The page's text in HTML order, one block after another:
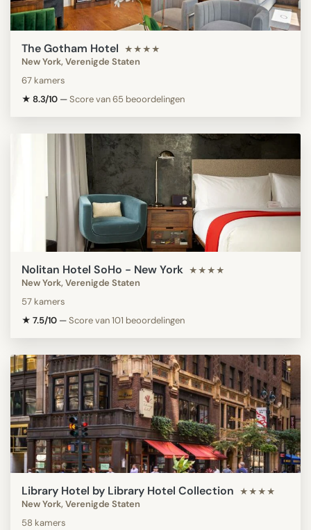
The Gotham Hotel ★★★★
New York, Verenigde Staten
67 kamers
★ 8.3/10 —Score van 65 beoordelingen
Nolitan Hotel SoHo - New York ★★★★
New York, Verenigde Staten
57 kamers
★ 7.5/10 —Score van 101 beoordelingen
Library Hotel by Library Hotel Collection ★★★★
New York, Verenigde Staten
58 kamers